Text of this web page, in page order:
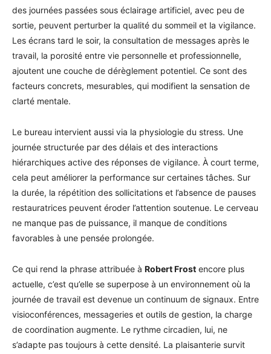
des journées passées sous éclairage artificiel, avec peu de
sortie, peuvent perturber la qualité du sommeil et la vigilance.
Les écrans tard le soir, la consultation de messages après le
travail, la porosité entre vie personnelle et professionnelle,
ajoutent une couche de dérèglement potentiel. Ce sont des
facteurs concrets, mesurables, qui modifient la sensation de
clarté mentale.
Le bureau intervient aussi via la physiologie du stress. Une
journée structurée par des délais et des interactions
hiérarchiques active des réponses de vigilance. À court terme,
cela peut améliorer la performance sur certaines tâches. Sur
la durée, la répétition des sollicitations et l’absence de pauses
restauratrices peuvent éroder l’attention soutenue. Le cerveau
ne manque pas de puissance, il manque de conditions
favorables à une pensée prolongée.
Ce qui rend la phrase attribuée à Robert Frost encore plus
actuelle, c’est qu’elle se superpose à un environnement où la
journée de travail est devenue un continuum de signaux. Entre
visioconférences, messageries et outils de gestion, la charge
de coordination augmente. Le rythme circadien, lui, ne
s’adapte pas toujours à cette densité. La plaisanterie survit